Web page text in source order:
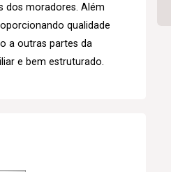
dos moradores. Além
qualidade
a outras partes da
e bem estruturado.